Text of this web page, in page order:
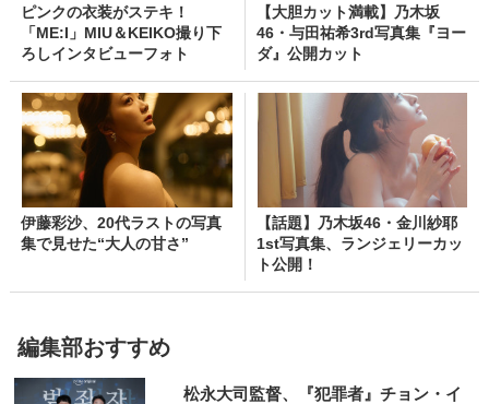
ピンクの衣装がステキ！
「ME:I」MIU＆KEIKO撮り下
ろしインタビューフォト
【大胆カット満載】乃木坂
46・与田祐希3rd写真集『ヨー
ダ』公開カット
伊藤彩沙、20代ラストの写真
集で見せた“大人の甘さ”
【話題】乃木坂46・金川紗耶
1st写真集、ランジェリーカッ
ト公開！
編集部おすすめ
松永大司監督、『犯罪者』チョン・イ